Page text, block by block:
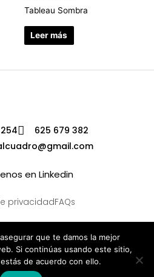
Tableau Sombra
Leer más
625 679 382
en Linkedin
privacidadFAQs
que te damos la mejor
Si continúas usando este sitio,
de acuerdo con ello.